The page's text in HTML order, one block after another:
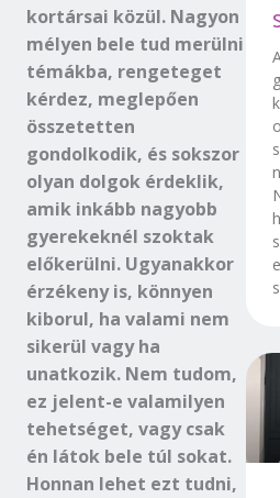
kortársai közül. Nagyon
mélyen bele tud merülni
témákba, rengeteget
kérdez, meglepően
összetetten
gondolkodik, és sokszor
olyan dolgok érdeklik,
amik inkább nagyobb
gyerekeknél szoktak
előkerülni. Ugyanakkor
érzékeny is, könnyen
kiborul, ha valami nem
sikerül vagy ha
unatkozik. Nem tudom,
ez jelent-e valamilyen
tehetséget, vagy csak
én látok bele túl sokat.
Honnan lehet ezt tudni,